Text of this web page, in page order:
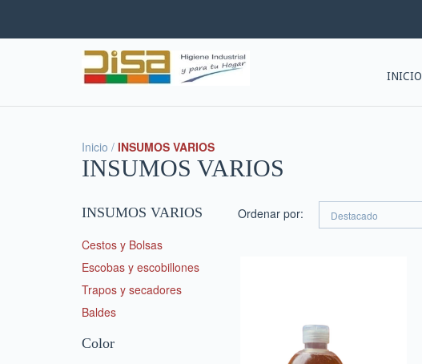
INICIO
Inicio / INSUMOS VARIOS
INSUMOS VARIOS
INSUMOS VARIOS
Cestos y Bolsas
Escobas y escobillones
Trapos y secadores
Baldes
Color
Ordenar por: